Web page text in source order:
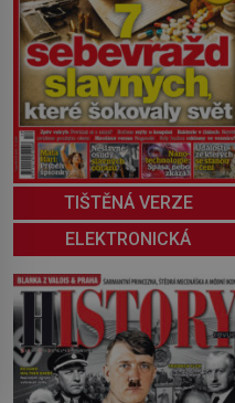
TIŠTĚNÁ VERZE
ELEKTRONICKÁ